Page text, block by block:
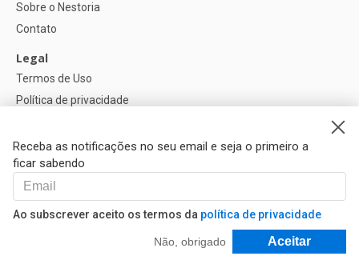
Receba as notificações no seu email e seja o primeiro a
ficar sabendo
Ao subscrever aceito os termos da política de privacidade
Não, obrigado Aceitar
Filtrar e Classificar
Sobre o Nestoria
Contato
Legal
Termos de Uso
Política de privacidade
Configurações de cookies
Ajuda
FAQ
Nossos Parceiros